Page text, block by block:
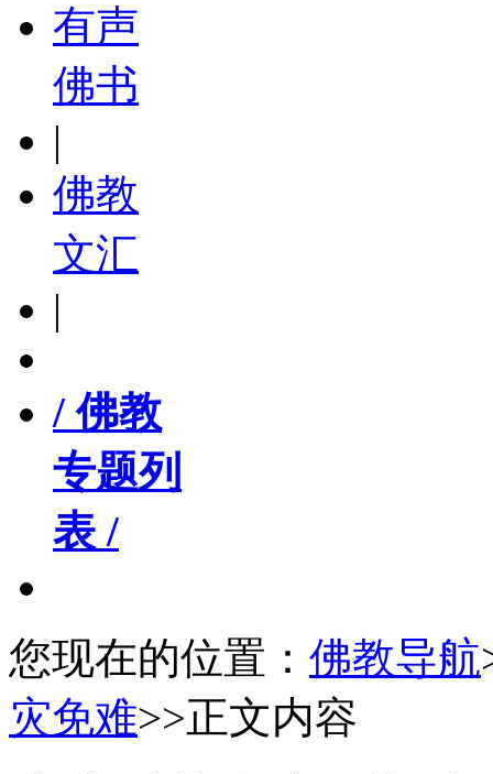
有声
佛书
|
佛教
文汇
|
/ 佛教
专题列
表 /
您现在的位置： 佛教导航
灾免难>>正文内容